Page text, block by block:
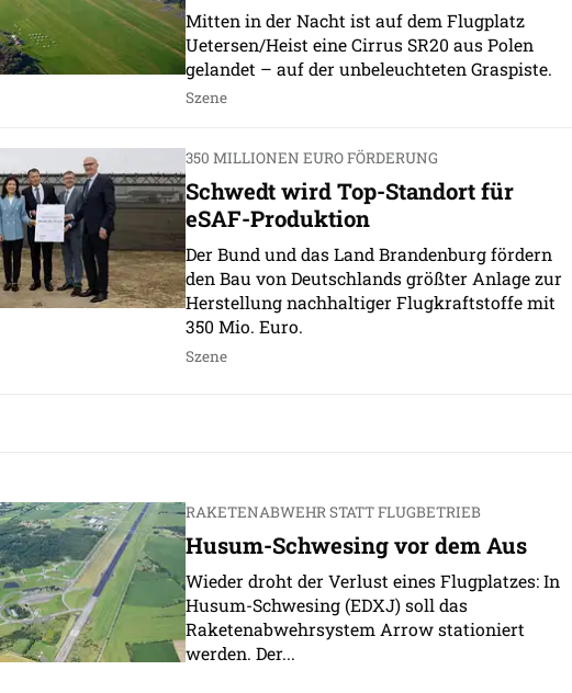
Mitten in der Nacht ist auf dem Flugplatz
Uetersen/Heist eine Cirrus SR20 aus Polen
gelandet – auf der unbeleuchteten Graspiste.
Szene
350 MILLIONEN EURO FÖRDERUNG
Schwedt wird Top-Standort für
eSAF-Produktion
Der Bund und das Land Brandenburg fördern
den Bau von Deutschlands größter Anlage zur
Herstellung nachhaltiger Flugkraftstoffe mit
350 Mio. Euro.
Szene
RAKETENABWEHR STATT FLUGBETRIEB
Husum-Schwesing vor dem Aus
Wieder droht der Verlust eines Flugplatzes: In
Husum-Schwesing (EDXJ) soll das
Raketenabwehrsystem Arrow stationiert
werden. Der...